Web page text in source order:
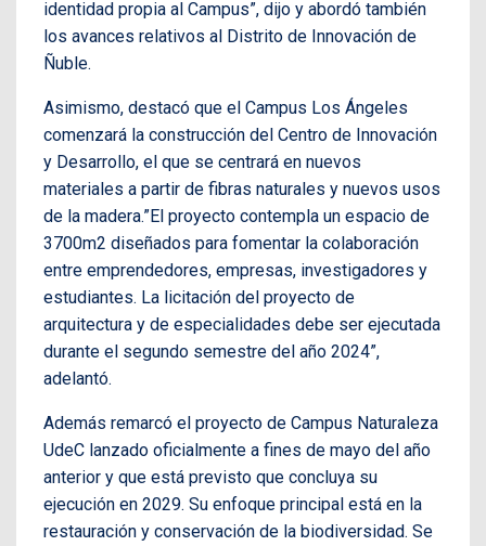
identidad propia al Campus”, dijo y abordó también
los avances relativos al Distrito de Innovación de
Ñuble.
Asimismo, destacó que el Campus Los Ángeles
comenzará la construcción del Centro de Innovación
y Desarrollo, el que se centrará en nuevos
materiales a partir de fibras naturales y nuevos usos
de la madera.”El proyecto contempla un espacio de
3700m2 diseñados para fomentar la colaboración
entre emprendedores, empresas, investigadores y
estudiantes. La licitación del proyecto de
arquitectura y de especialidades debe ser ejecutada
durante el segundo semestre del año 2024”,
adelantó.
Además remarcó el proyecto de Campus Naturaleza
UdeC lanzado oficialmente a fines de mayo del año
anterior y que está previsto que concluya su
ejecución en 2029. Su enfoque principal está en la
restauración y conservación de la biodiversidad. Se